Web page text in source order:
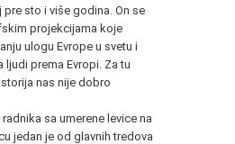
sto i više godina. On se
projekcijama koje
ulogu Evrope u svetu i
ljudi prema Evropi. Za tu
nas nije dobro
sa umerene levice na
jedan je od glavnih tredova